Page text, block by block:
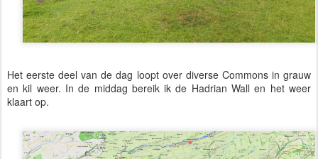
Het eerste deel van de dag loopt over diverse Commons in grauw
en kil weer. In de middag bereik ik de Hadrian Wall en het weer
klaart op.